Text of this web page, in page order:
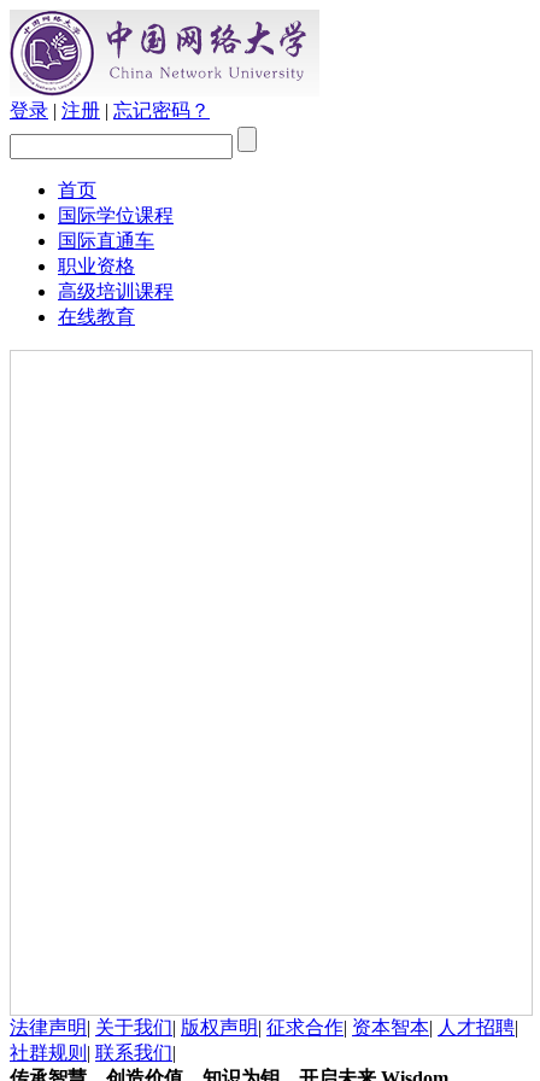
登录 | 注册 | 忘记密码？
首页
国际学位课程
国际直通车
职业资格
高级培训课程
在线教育
法律声明| 关于我们| 版权声明| 征求合作| 资本智本| 人才招聘|
社群规则 | 联系我们|